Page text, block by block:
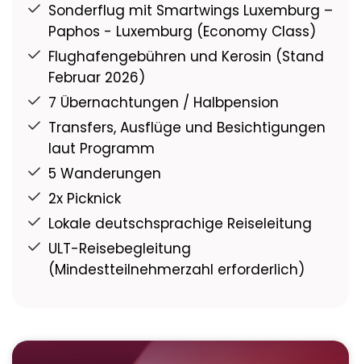
Sonderflug mit Smartwings Luxemburg –
Paphos - Luxemburg (Economy Class)
Flughafengebühren und Kerosin (Stand
Februar 2026)
7 Übernachtungen / Halbpension
Transfers, Ausflüge und Besichtigungen
laut Programm
5 Wanderungen
2x Picknick
Lokale deutschsprachige Reiseleitung
ULT-Reisebegleitung
(Mindestteilnehmerzahl erforderlich)